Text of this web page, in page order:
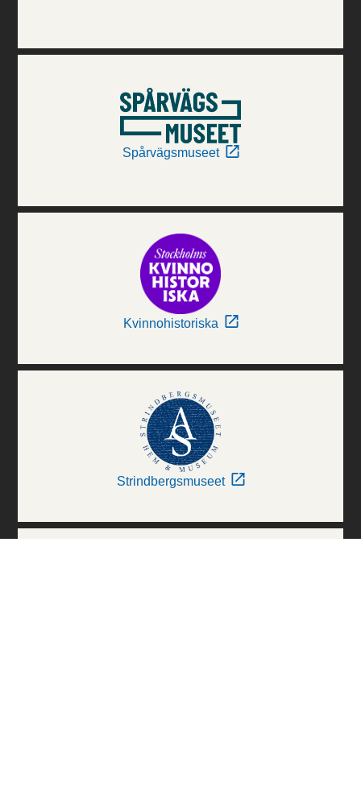
Spårvägsmuseet
Kvinnohistoriska
Strindbergsmuseet